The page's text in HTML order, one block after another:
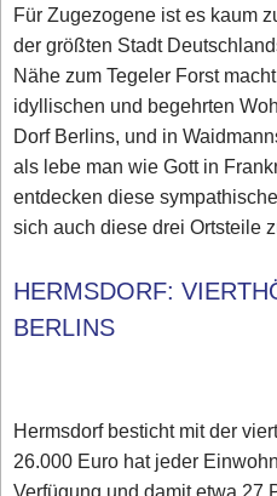
Für Zugezogene ist es kaum
der größten Stadt
Nähe zum Tegeler Forst
idyllischen und begehrten
Dorf Berlins, und in
als lebe man wie Gott in
entdecken diese
sich auch diese drei Ortsteile
HERMSDORF:
BERLINS
Hermsdorf besticht mit der
26.000 Euro hat jeder